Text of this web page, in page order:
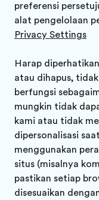
preferensi
alat pengelolaan
Privacy Settings
Harap
atau dihapus,
berfungsi
mungkin tidak
kami atau tidak
dipersonalisasi
menggunakan
situs (misalnya
pastikan setiap
disesuaikan